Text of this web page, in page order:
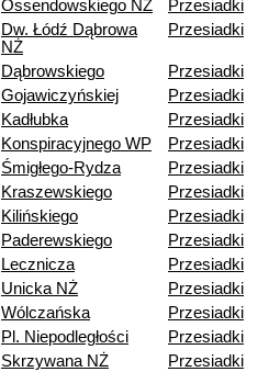
Ossendowskiego NŻ
Przesiadki
Dw. Łódź Dąbrowa
NŻ
Przesiadki
Dąbrowskiego
Przesiadki
Gojawiczyńskiej
Przesiadki
Kadłubka
Przesiadki
Konspiracyjnego WP
Przesiadki
Śmigłego-Rydza
Przesiadki
Kraszewskiego
Przesiadki
Kilińskiego
Przesiadki
Paderewskiego
Przesiadki
Lecznicza
Przesiadki
Unicka NŻ
Przesiadki
Wólczańska
Przesiadki
Pl. Niepodległości
Przesiadki
Skrzywana NŻ
Przesiadki